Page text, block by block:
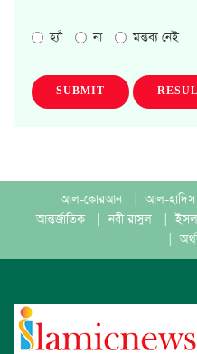
হ্যাঁ না মন্তব্য নেই
SUBMIT
আল-কোরআন আল-হাদিস
আন্তর্জাতিক
নবী রাসুল